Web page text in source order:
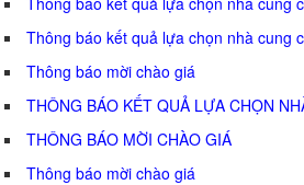
Thông báo kết quả lựa chọn nhà cung
Thông báo mời chào giá
THÔNG BÁO KẾT QUẢ LỰA CHỌN
THÔNG BÁO MỜI CHÀO GIÁ
Thông báo mời chào giá